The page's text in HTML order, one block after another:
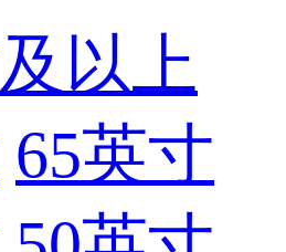
以上
65英寸